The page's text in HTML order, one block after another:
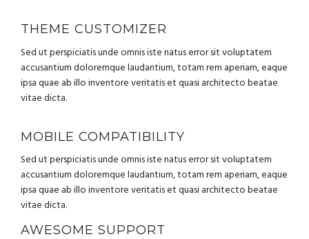
THEME CUSTOMIZER
Sed ut perspiciatis unde omnis iste natus error sit voluptatem
accusantium doloremque laudantium, totam rem aperiam, eaque
ipsa quae ab illo inventore veritatis et quasi architecto beatae
vitae dicta.
MOBILE COMPATIBILITY
Sed ut perspiciatis unde omnis iste natus error sit voluptatem
accusantium doloremque laudantium, totam rem aperiam, eaque
ipsa quae ab illo inventore veritatis et quasi architecto beatae
vitae dicta.
AWESOME SUPPORT